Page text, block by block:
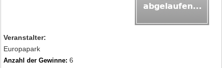
Veranstalter:
Europapark
Anzahl der Gewinne: 6